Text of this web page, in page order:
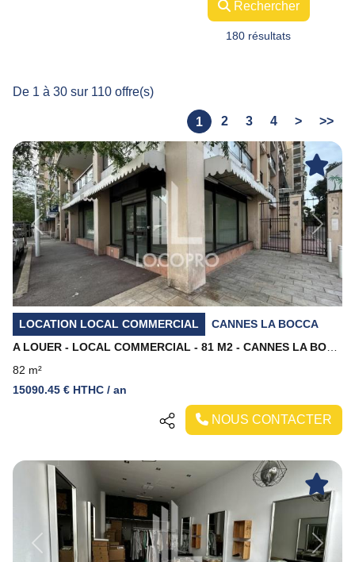
Rechercher
180 résultats
De 1 à 30 sur 110 offre(s)
1 2 3 4 > >>
Previous Next
LOCATION LOCAL COMMERCIAL
CANNES LA BOCCA
82 m²
15090.45 € HTHC / an
NOUS CONTACTER
Previous Next